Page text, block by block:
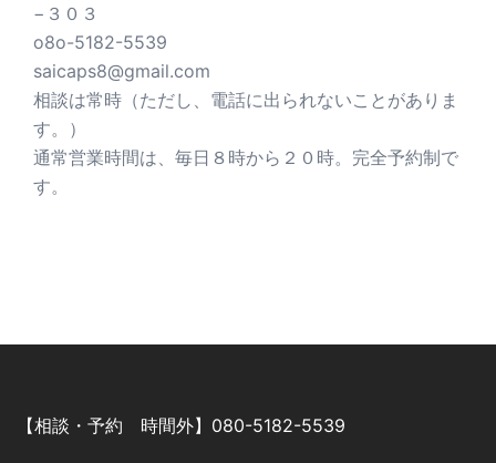
−３０３
o8o-5182-5539
saicaps8@gmail.com
相談は常時（ただし、電話に出られないことがありま
す。）
通常営業時間は、毎日８時から２０時。完全予約制で
す。
【相談・予約 時間外】080-5182-5539